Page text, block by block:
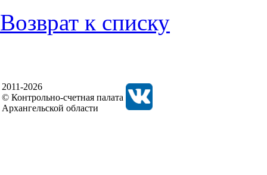
Возврат к списку
2011-2026
© Контрольно-счетная палата
Архангельской области